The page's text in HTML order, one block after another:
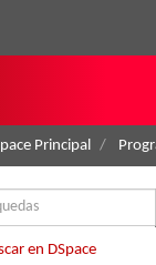
Principal
en DSpace